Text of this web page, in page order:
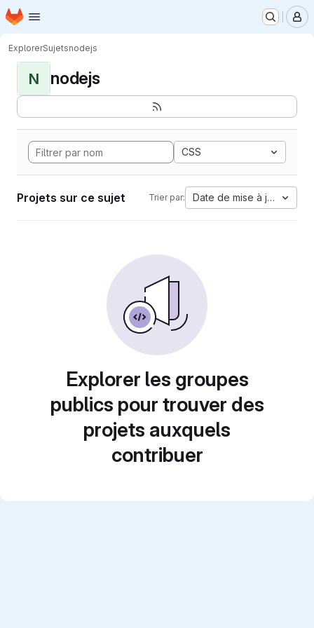
Passer au contenu principal
Page d'accueil
ExplorerSujetsnodejs
N nodejs
CSS
Projets sur ce sujet Trier par: Date de mise à jour
Explorer les groupes
publics pour trouver des
projets auxquels
contribuer